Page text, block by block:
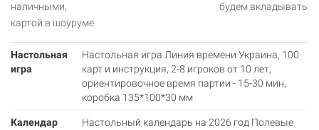
наличными,
картой в шоуруме.
будем вкладывать
Настольная
игра
Настольная игра Линия времени Украина, 100
карт и инструкция, 2-8 игроков от 10 лет,
ориентировочное время партии - 15-30 мин,
коробка 135*100*30 мм
Календар
Настольный календарь на 2026 год Полевые